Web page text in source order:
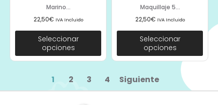
Marino...
22,50€ IVA Incluido
Seleccionar
opciones
Maquillaje 5...
22,50€ IVA Incluido
Seleccionar
opciones
1 2 3 4 Siguiente